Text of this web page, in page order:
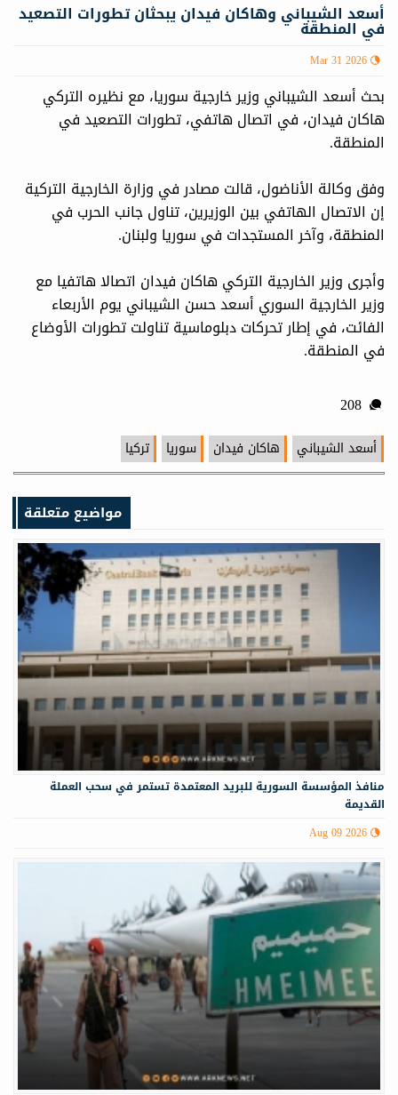
أسعد الشيباني وهاكان فيدان يبحثان تطورات التصعيد
في المنطقة
Mar 31 2026
بحث أسعد الشيباني وزير خارجية سوريا، مع نظيره التركي
هاكان فيدان، في اتصال هاتفي، تطورات التصعيد في
المنطقة.
وفق وكالة الأناضول، قالت مصادر في وزارة الخارجية التركية
إن الاتصال الهاتفي بين الوزيرين، تناول جانب الحرب في
المنطقة، وآخر المستجدات في سوريا ولبنان.
وأجرى وزير الخارجية التركي هاكان فيدان اتصالا هاتفيا مع
وزير الخارجية السوري أسعد حسن الشيباني يوم الأربعاء
الفائت، في إطار تحركات دبلوماسية تناولت تطورات الأوضاع
في المنطقة.
أسعد الشيباني هاكان فيدان سوريا تركيا
مواضيع متعلقة
منافذ المؤسسة السورية للبريد المعتمدة تستمر في سحب العملة
القديمة
Aug 09 2026